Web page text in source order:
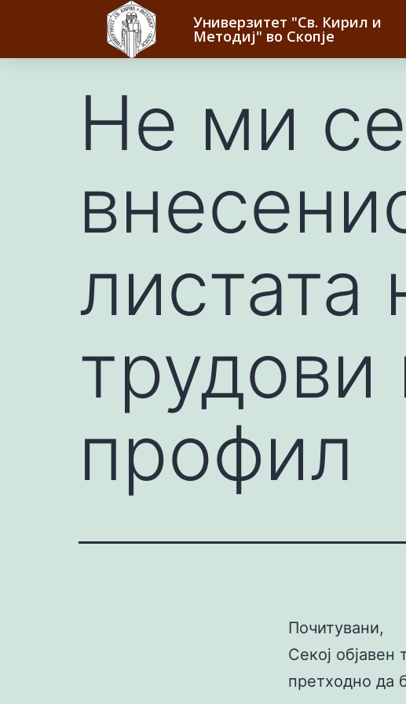
Универзитет "Св. Кирил и
Методиј" во Скопје
Не ми се
листата
трудови
профил
Почитувани,
Секој
претходно да